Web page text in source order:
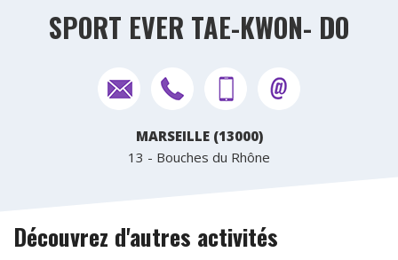
SPORT EVER TAE-KWON- DO
MARSEILLE (13000)
13 - Bouches du Rhône
Découvrez d'autres activités